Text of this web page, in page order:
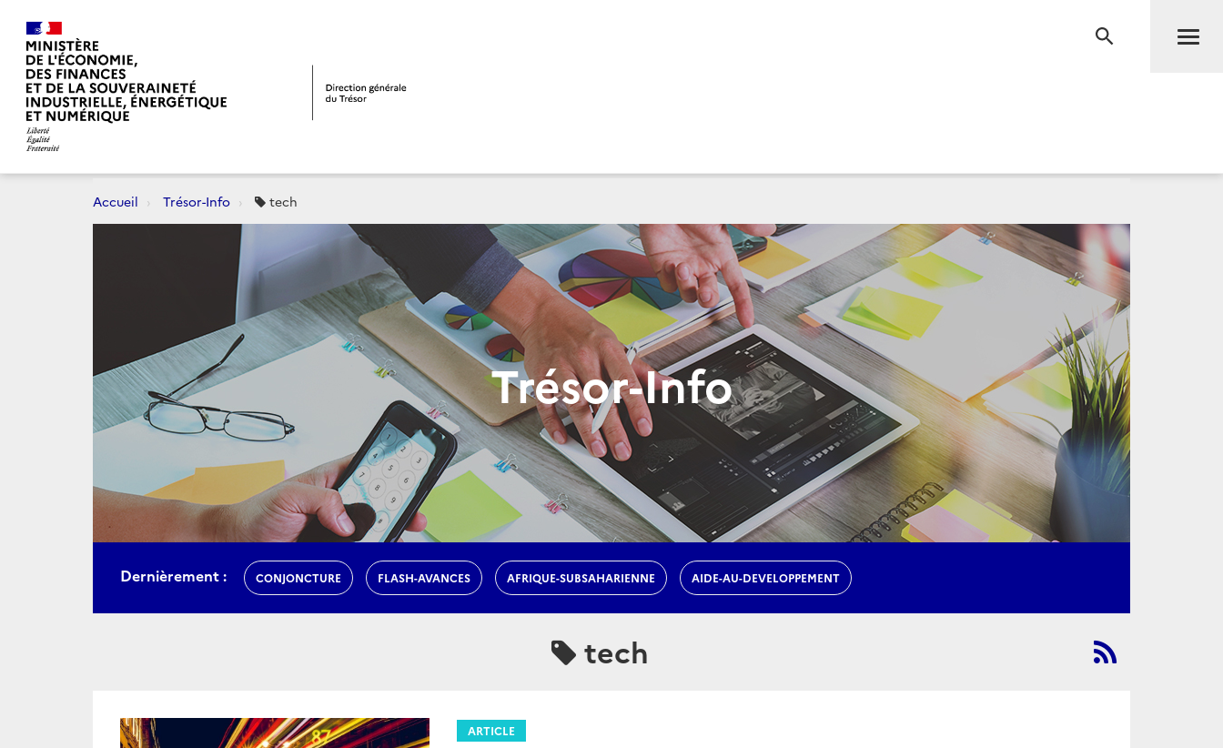
RECHERCHE
Accueil Trésor-Info tech
Trésor-Info
Dernièrement : CONJONCTURE FLASH-AVANCES AFRIQUE-SUBSAHARIENNE AIDE-AU-DEVELOPPEMENT
tech
ARTICLE